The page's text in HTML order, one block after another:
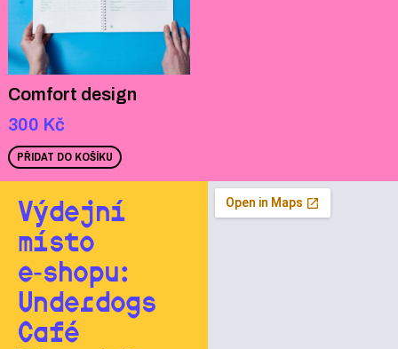
Comfort design
300 Kč
PŘIDAT DO KOŠÍKU
Výdejní
místo
e‑shopu:
Underdogs
Café